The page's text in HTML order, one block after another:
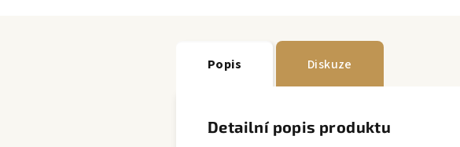
Popis Diskuze
Detailní popis produktu